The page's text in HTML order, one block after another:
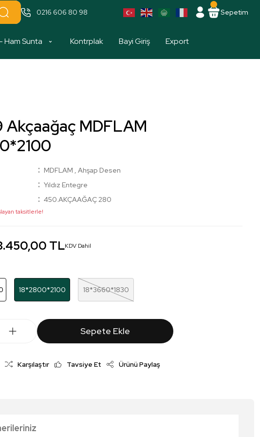
0216 606 80 98 Sepetim
Ham Sunta Kontrplak Bayi Giriş Export
MDFLAM
MDFLAM , Ahşap Desen
Yıldız Entegre
450.AKÇAAĞAÇ 280
taksitlerle!
TLKDV Dahil
18*2800*2100 18*3660*1830
Sepete Ekle
Karşılaştır Tavsiye Et Ürünü Paylaş